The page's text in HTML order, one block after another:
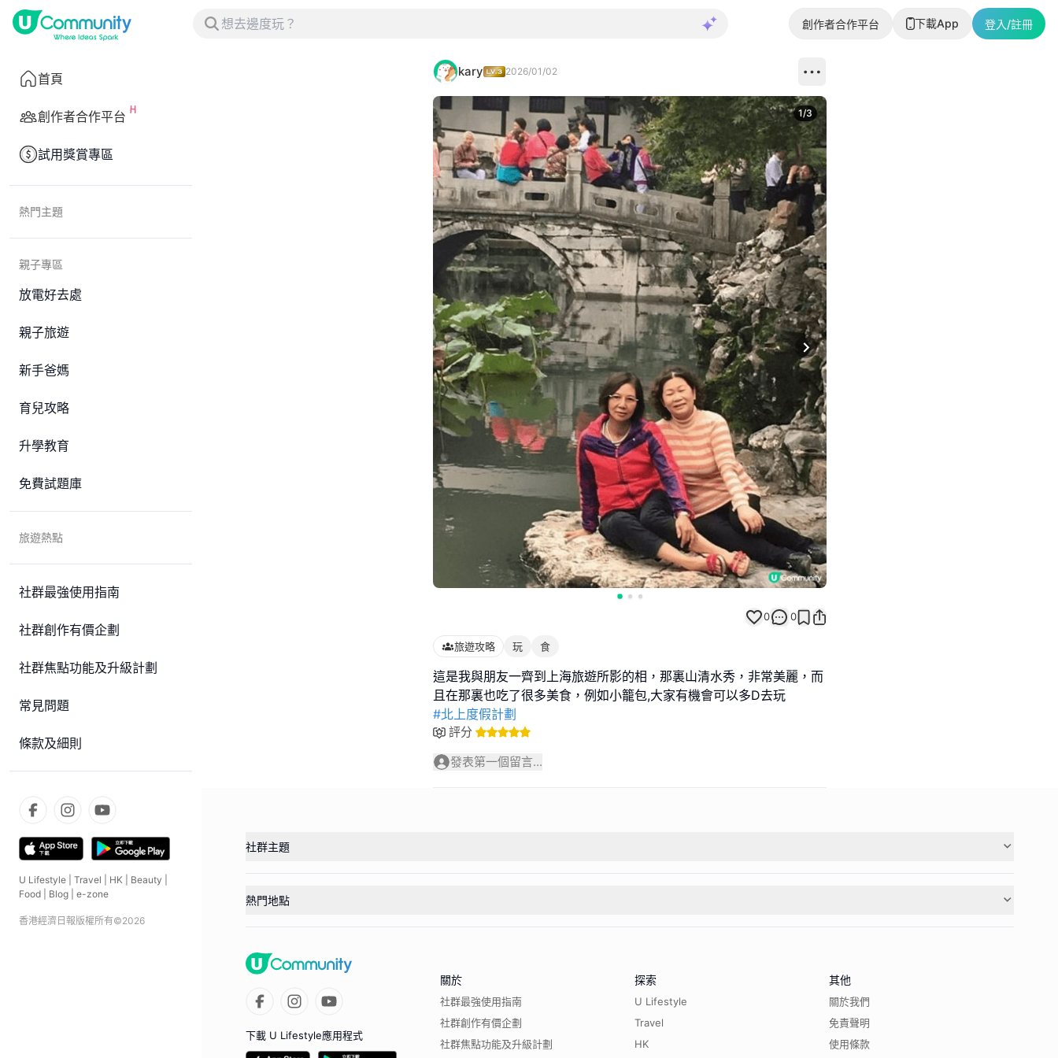
創作者合作平台 下載App 登入/註冊
首頁
創作者合作平台
試用獎賞專區
熱門主題
親子專區
放電好去處
親子旅遊
新手爸媽
育兒攻略
升學教育
免費試題庫
旅遊熱點
社群最強使用指南
社群創作有價企劃
社群焦點功能及升級計劃
常見問題
條款及細則
U Lifestyle Travel HK Beauty
Food
Blog e-zone
香港經濟日報版權所有©2026
kary 2026/01/02
Next slide
1/3
0 0
旅遊攻略 玩 食
這是我與朋友一齊到上海旅遊所影的相，那裏山清水秀，非常美麗，而
#北上度假計劃
評分
發表第一個留言...
社群主題
熱門地點
下載 U Lifestyle應用程式
關於
社群最強使用指南
社群創作有價企劃
社群焦點功能及升級計劃
探索
U Lifestyle
Travel
HK
其他
關於我們
免責聲明
使用條款